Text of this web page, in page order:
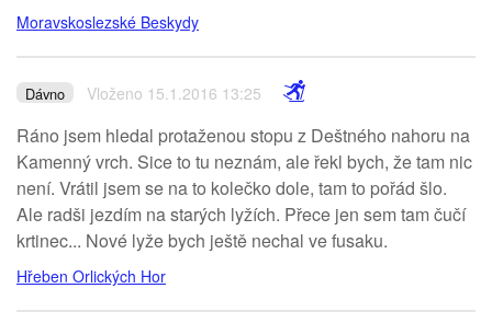
Moravskoslezské Beskydy
Dávno Vloženo 15.1.2016 13:25
Ráno jsem hledal protaženou stopu z Deštného nahoru na
Kamenný vrch. Sice to tu neznám, ale řekl bych, že tam nic
není. Vrátil jsem se na to kolečko dole, tam to pořád šlo.
Ale radši jezdím na starých lyžích. Přece jen sem tam čučí
krtinec... Nové lyže bych ještě nechal ve fusaku.
Hřeben Orlických Hor